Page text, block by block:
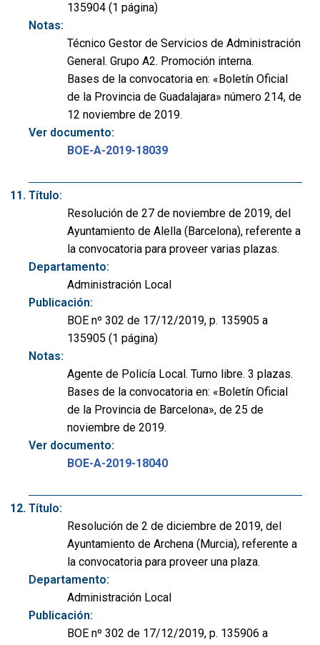
135904 (1 página)
Notas:
Técnico Gestor de Servicios de Administración
General. Grupo A2. Promoción interna.
Bases de la convocatoria en: «Boletín Oficial
de la Provincia de Guadalajara» número 214, de
12 noviembre de 2019.
Ver documento:
BOE-A-2019-18039
Título:
Resolución de 27 de noviembre de 2019, del
Ayuntamiento de Alella (Barcelona), referente a
la convocatoria para proveer varias plazas.
Departamento:
Administración Local
Publicación:
BOE nº 302 de 17/12/2019, p. 135905 a
135905 (1 página)
Notas:
Agente de Policía Local. Turno libre. 3 plazas.
Bases de la convocatoria en: «Boletín Oficial
de la Provincia de Barcelona», de 25 de
noviembre de 2019.
Ver documento:
BOE-A-2019-18040
Título:
Resolución de 2 de diciembre de 2019, del
Ayuntamiento de Archena (Murcia), referente a
la convocatoria para proveer una plaza.
Departamento:
Administración Local
Publicación:
BOE nº 302 de 17/12/2019, p. 135906 a